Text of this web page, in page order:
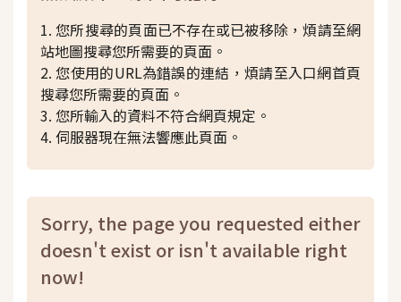
1. 您所搜尋的頁面已不存在或已被移除，煩請至網
站地圖搜尋您所需要的頁面。
2. 您使用的URL為錯誤的連結，煩請至入口網首頁
搜尋您所需要的頁面。
3. 您所輸入的資料不符合網頁規定。
4. 伺服器現在無法響應此頁面。
Sorry, the page you requested either
doesn't exist or isn't available right
now!